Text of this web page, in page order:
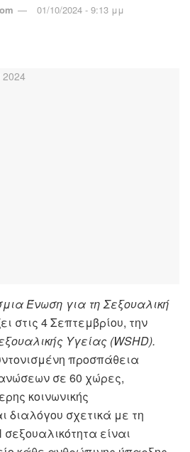
01/10/2024 - 9:13 μμ
Ένωση για τη Σεξουαλική
στις 4 Σεπτεμβρίου, την
Υγείας (WSHD).
προσπάθεια
σε 60 χώρες,
κοινωνικής
διαλόγου σχετικά με τη
είναι